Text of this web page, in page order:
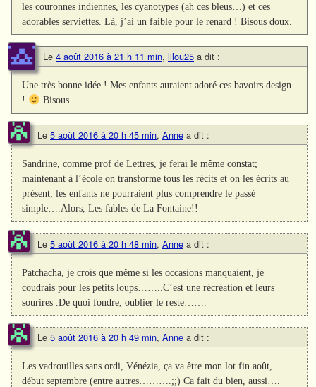
les couronnes indiennes, les cyanotypes (ah ces bleus…) et ces
adorables serviettes. Là, j’ai un faible pour le renard ! Bisous doux.
Le 4 août 2016 à 21 h 11 min, lilou25 a dit :
Une très bonne idée ! Mes enfants auraient adoré ces bavoirs design
!
Bisous
Le 5 août 2016 à 20 h 45 min, Anne a dit :
Sandrine, comme prof de Lettres, je ferai le même constat;
maintenant à l’école on transforme tous les récits et on les écrits au
présent; les enfants ne pourraient plus comprendre le passé
simple….Alors, Les fables de La Fontaine!!
Le 5 août 2016 à 20 h 48 min, Anne a dit :
Patchacha, je crois que même si les occasions manquaient, je
coudrais pour les petits loups……..C’est une récréation et leurs
sourires .De quoi fondre, oublier le reste…….
Le 5 août 2016 à 20 h 49 min, Anne a dit :
Les vadrouilles sans ordi, Vénézia, ça va être mon lot fin août,
début septembre (entre autres……….;;) Ca fait du bien, aussi….